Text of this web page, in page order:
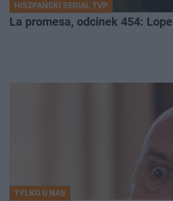
HISZPAŃSKI SERIAL TVP
La promesa, odcinek 454:
TYLKO U NAS